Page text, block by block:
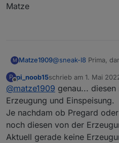
Matze
M Matze1909@sneak-l8 Prima,
Ich habe jetzt den
die Leistung etc.
Was mir noch fehlt
Ihr einen Tipp,
kann? Da ja immer
Wechselrichter und
verwendet wird,
Gruß
Matze
P
Offline
pi_noob15schrieb am 1. Mai
zuletzt editiert von
@matze1909 genau...
Erzeugung und Einspeisung.
Je nachdam ob Pregard
noch diesen von der
Aktuell gerade keine